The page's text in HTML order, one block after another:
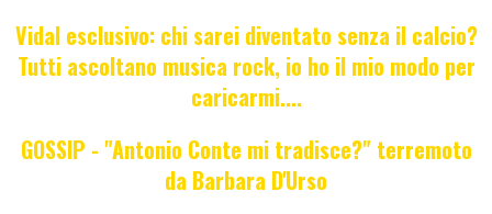
Vidal esclusivo: chi sarei diventato senza il calcio?
Tutti ascoltano musica rock, io ho il mio modo per
caricarmi....
GOSSIP - "Antonio Conte mi tradisce?" terremoto
da Barbara D'Urso